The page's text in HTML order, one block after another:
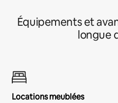
Équipements et
longue
Locations meublées